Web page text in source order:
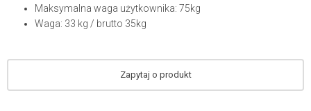
Maksymalna waga użytkownika: 75kg
Waga: 33 kg / brutto 35kg
Zapytaj o produkt